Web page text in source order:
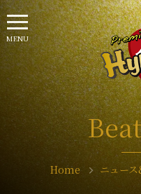
Home ニュー
MENU